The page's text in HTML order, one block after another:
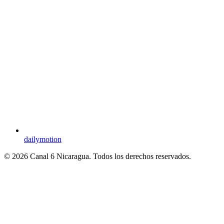
dailymotion
© 2026 Canal 6 Nicaragua. Todos los derechos reservados.